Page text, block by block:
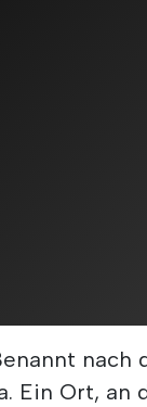
nach
Ein Ort, an